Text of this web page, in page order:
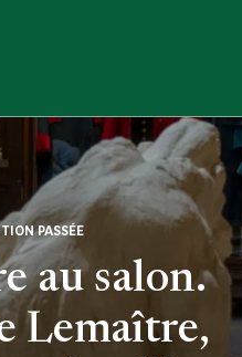
au salon.
Lemaître,
PASSÉE